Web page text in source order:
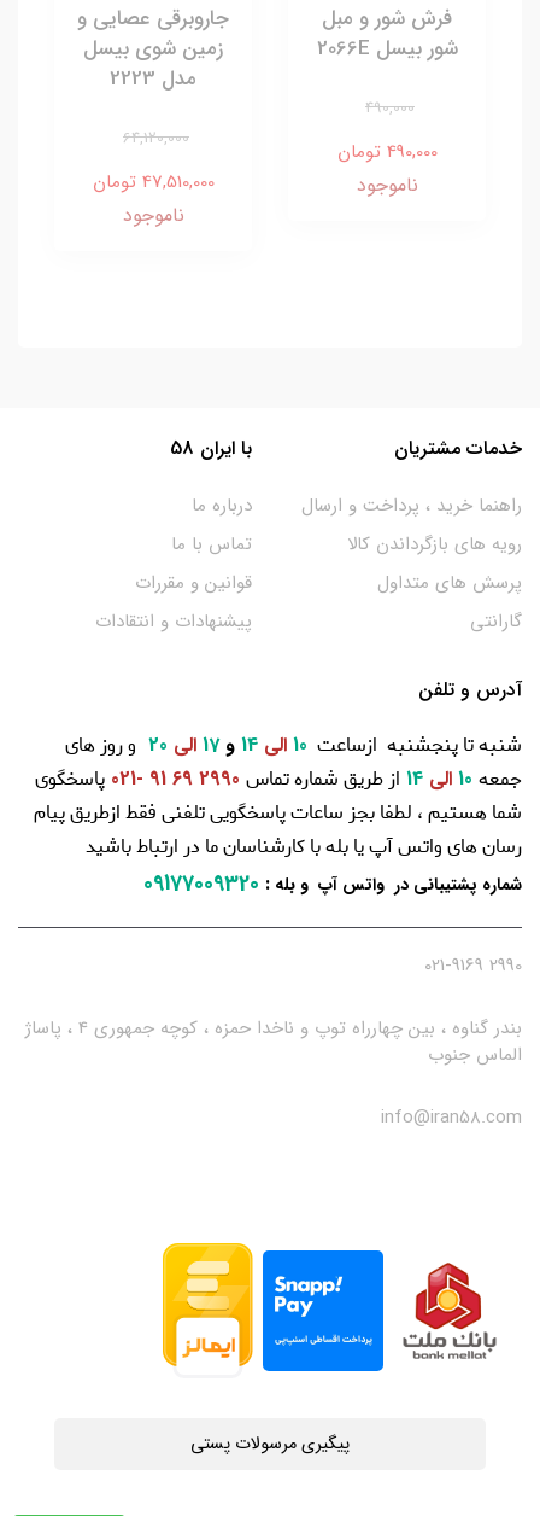
فرش شور و مبل
شور بیسل 2066E
490,000
490,000 تومان
ناموجود
جاروبرقی عصایی و
زمین شوی بیسل
مدل 2223
64,120,000
47,510,000 تومان
ناموجود
خدمات مشتریان
راهنما خرید ، پرداخت و ارسال
رویه های بازگرداندن کالا
پرسش های متداول
گارانتی
با ایران 58
درباره ما
تماس با ما
قوانین و مقررات
پیشنهادات و انتقادات
آدرس و تلفن
شنبه تا پنجشنبه ازساعت 10 الی و17 الی
و روز های
جمعه
الی از طریق شماره تماس 2990 69 91 -021
پاسخگوی
شما هستیم ، لطفا بجز ساعات پاسخگویی تلفنی فقط ازطریق پیام
رسان های واتس آپ یا بله با کارشناسان ما در ارتباط باشید
شماره پشتیبانی در واتس آپ و بله :
09177009320
2990 021-9169
بندر گناوه ، بین چهارراه توپ و ناخدا حمزه ، کوچه جمهوری 4 ، پاساژ
الماس جنوب
info@iran58.com
پیگیری مرسولات پستی